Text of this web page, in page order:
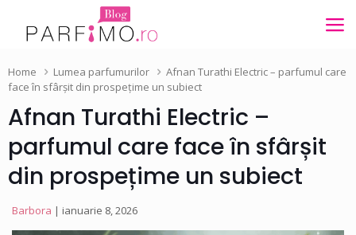
Home Lumea parfumurilor
Afnan Turathi Electric – parfumul care
face în sfârșit din prospețime un subiect
Afnan Turathi Electric –
parfumul care face în sfârșit
din prospețime un subiect
Barbora | ianuarie 8, 2026